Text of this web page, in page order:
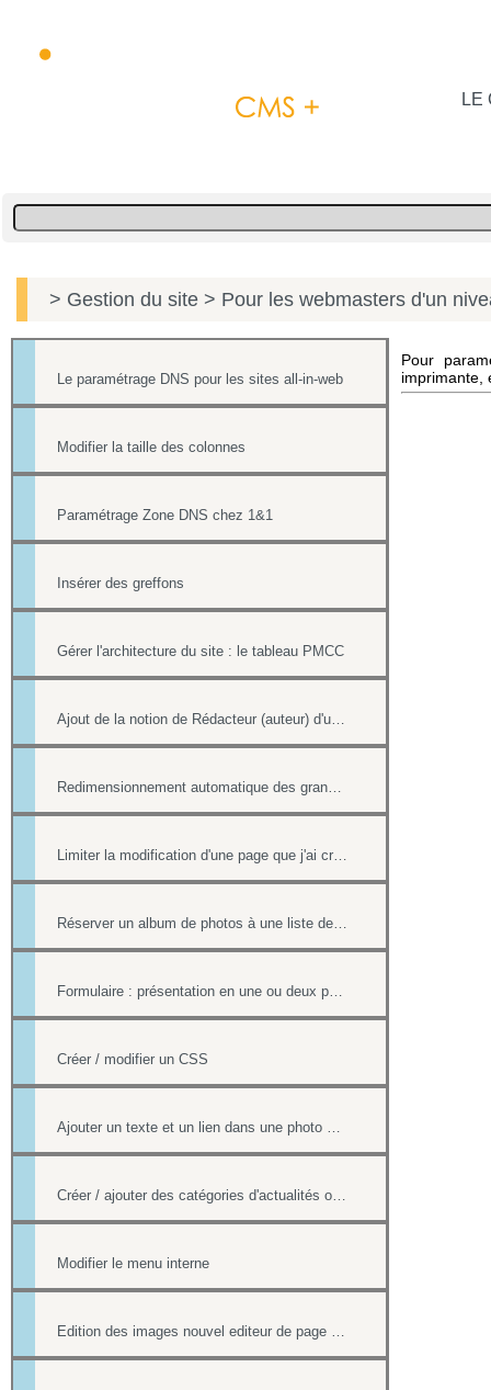
LE
> Gestion du site > Pour les webmasters d'un
Le paramétrage DNS pour les sites all-in-web
Modifier la taille des colonnes
Paramétrage Zone DNS chez 1&1
Insérer des greffons
Gérer l'architecture du site : le tableau PMCC
Ajout de la notion de Rédacteur (auteur) d'une actualité
Redimensionnement automatique des grandes images
Limiter la modification d'une page que j'ai créée si nous sommes plusieurs webmasters
Réserver un album de photos à une liste de personnes
Formulaire : présentation en une ou deux pages
Créer / modifier un CSS
Ajouter un texte et un lien dans une photo d'un album
Créer / ajouter des catégories d'actualités ou d'évènements (flux rss)
Modifier le menu interne
Edition des images nouvel editeur de page html
Pour
imprimante,